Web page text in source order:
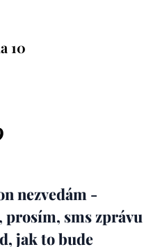
10
nezvedám -
sms zprávu
jak to bude